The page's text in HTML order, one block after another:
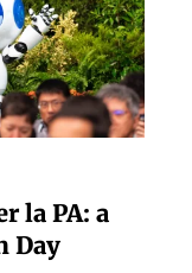
la PA: a
Day